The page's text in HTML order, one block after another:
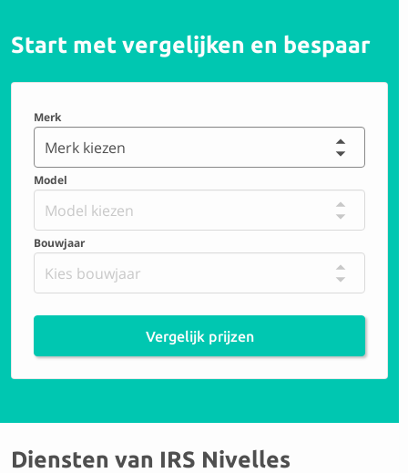
Start met vergelijken en bespaar
Merk
Merk kiezen
Model
Model kiezen
Bouwjaar
Kies bouwjaar
Vergelijk prijzen
Diensten van IRS Nivelles